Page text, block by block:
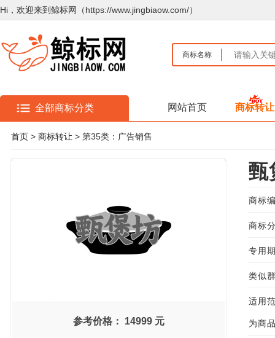
Hi，欢迎来到鲸标网（https://www.jingbiaow.com/）
商标名称
全部商标分类 网站首页 商标转让
首页 > 商标转让 > 第35类：广告销售
参考价格： 14999 元
甄
商标
商标
专用
类似
适用
为商